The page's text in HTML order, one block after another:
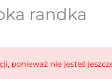
randka
ponieważ nie jesteś